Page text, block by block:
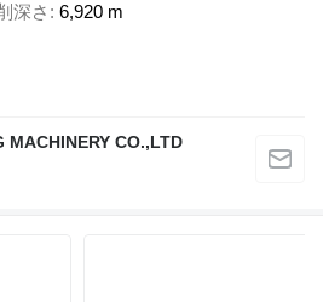
深さ
6,920 m
MACHINERY CO.,LTD